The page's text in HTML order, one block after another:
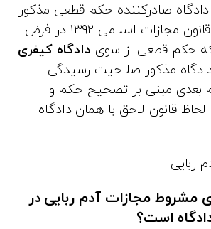
صادرکننده حکم قطعی مذکور
در بند ب ماده ۱۰ قانون مجازات اسلامی ۱۳۹۲ در فرض
حکم قطعی از سوی دادگاه کیفری
مذکور صلاحیت رسیدگی
بعدی مبنی بر تصحیح حکم و
قانون لاحق با همان دادگاه
ربایی
مشروط مجازات آدم ربایی در
است؟